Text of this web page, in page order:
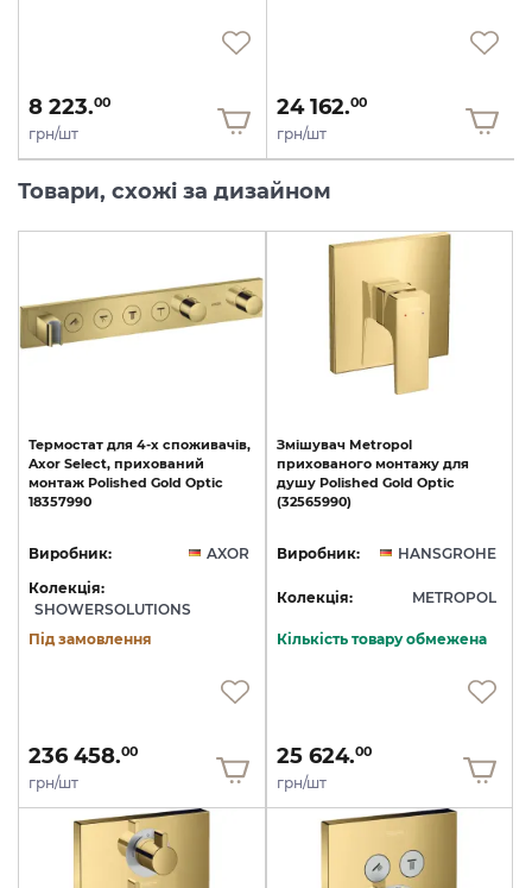
8 223.00
грн/шт
24 162.00
грн/шт
Товари, схожі за дизайном
Термостат для 4-х споживачів,
Axor Select, прихований
монтаж Polished Gold Optic
18357990
Виробник:
AXOR
Колекція:
SHOWERSOLUTIONS
Під замовлення
236 458.00
грн/шт
Змішувач Metropol
прихованого монтажу для
душу Polished Gold Optic
(32565990)
Виробник: HANSGROHE
Колекція: METROPOL
Кількість товару обмежена
25 624.00
грн/шт